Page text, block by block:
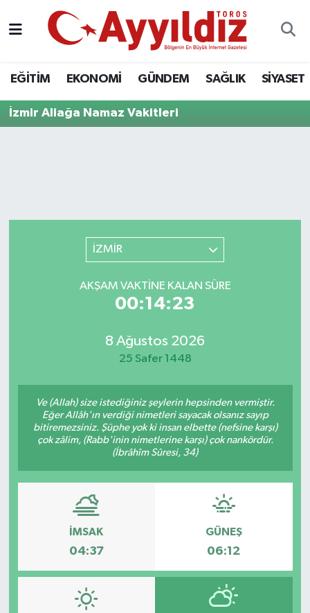
EĞİTİM EKONOMİ GÜNDEM SAĞLIK SİYASET
İzmir Aliağa Namaz Vakitleri
İZMİR
AKŞAM VAKTINE KALAN SÜRE
00:14:23
8 Ağustos 2026
25 Safer 1448
Ve (Allah) size istediğiniz şeylerin hepsinden vermiştir.
Eğer Allâh'ın verdiği nimetleri sayacak olsanız sayıp
bitiremezsiniz. Şüphe yok ki insan elbette (nefsine karşı)
çok zâlim, (Rabb'inin nimetlerine karşı) çok nankördür.
(İbrâhîm Sûresi, 34)
İMSAK
04:37
GÜNEŞ
06:12